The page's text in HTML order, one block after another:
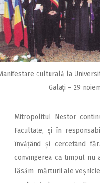
culturală la
Galați – 29
Mitropolitul Nestor
Facultate, și în
învă­țând și cercetând
convingerea că timpul nu
lăsăm mărturii ale